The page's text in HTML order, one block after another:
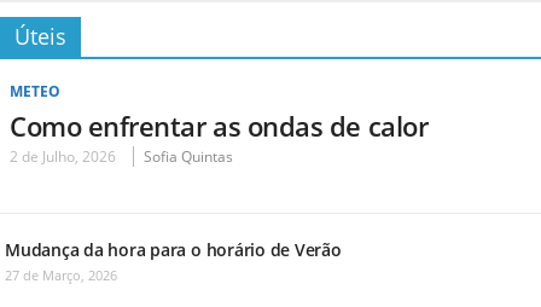
Úteis
METEO
Como enfrentar as ondas de calor
2 de Julho, 2026 Sofia Quintas
Mudança da hora para o horário de Verão
27 de Março, 2026